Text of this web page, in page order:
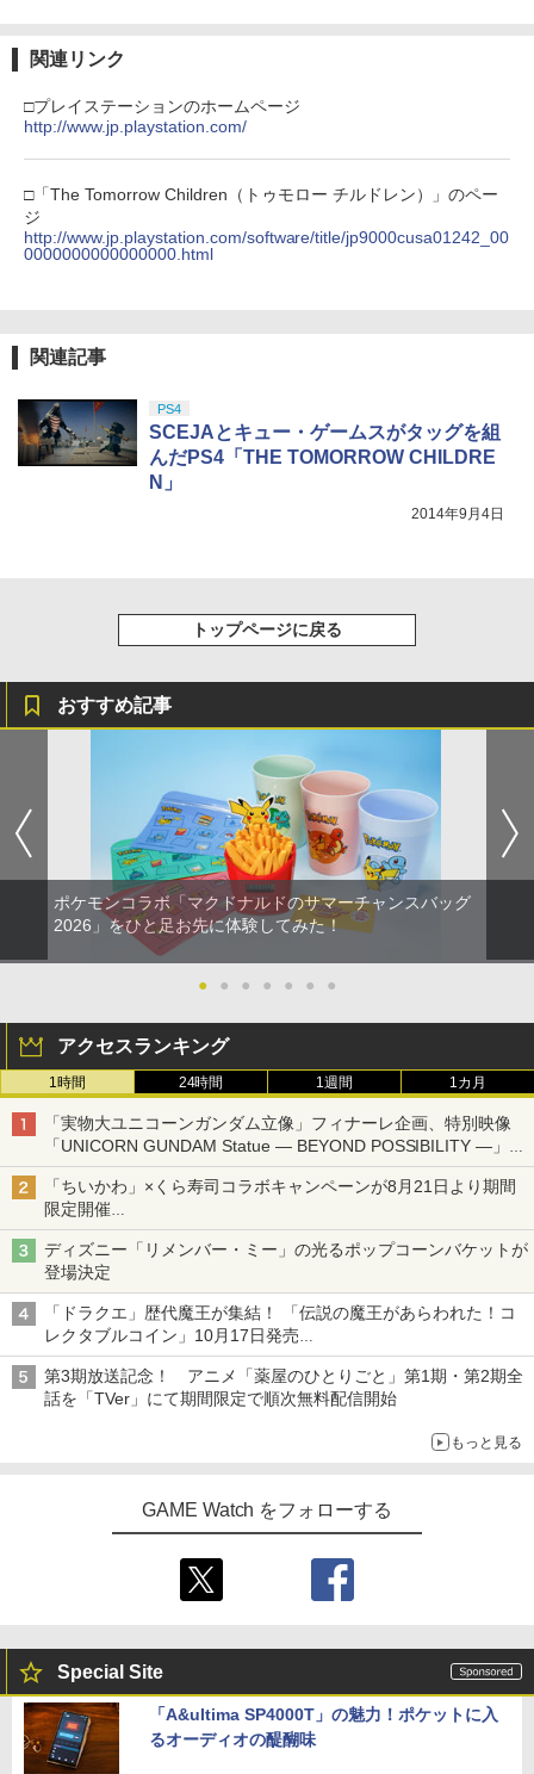
4
【純正品】Xbox 充電式バッテリー + US
￥2,618
カー特典:【坤と離】二振りの剣、十翼よ
り来たる！スタジオ描き下ろしイラスト
ボード付) [Blu-ray]
5
『映画 ラブライブ！蓮ノ空女学院スクー
ルアイドルクラブ Bloom Garden Part
関連リンク
□プレイステーションのホームページ
http://www.jp.playstation.com/
□「The Tomorrow Children（トゥモロー チルドレン）」のペー
ジ
http://www.jp.playstation.com/software/title/jp9000cusa01242_00
0000000000000000.html
関連記事
PS4
SCEJAとキュー・ゲームスがタッグを組
んだPS4「THE TOMORROW CHILDRE
N」
2014年9月4日
トップページに戻る
おすすめ記事
ポケモンコラボ「マクドナルドのサマーチャンスバッグ
2026」をひと足お先に体験してみた！
● ● ● ● ● ● ●
アクセスランキング
1時間 24時間 1週間 1カ月
「実物大ユニコーンガンダム立像」フィナーレ企画、特別映像
「UNICORN GUNDAM Statue ― BEYOND POSSIBILITY ―」が
8月22日から10日間限定で上映
「ちいかわ」×くら寿司コラボキャンペーンが8月21日より期間
限定開催
オリジナルの湯呑みや寿司皿が景品に登場！
ディズニー「リメンバー・ミー」の光るポップコーンバケットが
登場決定
「ドラクエ」歴代魔王が集結！ 「伝説の魔王があらわれた！コ
レクタブルコイン」10月17日発売
スクエニ・e-STOREで予約受付中
第3期放送記念！ アニメ「薬屋のひとりごと」第1期・第2期全
話を「TVer」にて期間限定で順次無料配信開始
もっと見る
GAME Watch をフォローする
Special Site
「A&ultima SP4000T」の魅力！ポケットに入
るオーディオの醍醐味